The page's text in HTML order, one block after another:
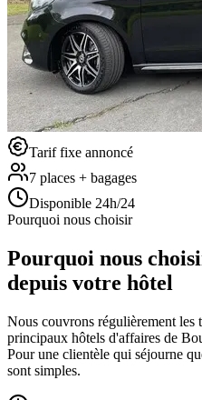
Tarif fixe annoncé
7 places + bagages
Disponible 24h/24
Pourquoi nous choisir
Pourquoi nous
depuis votre hôtel
Nous couvrons régulièrement les
principaux hôtels d'affaires de
Pour une clientèle qui séjourne
sont simples.